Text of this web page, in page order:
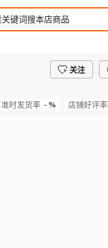
关注
准时发货率 - % 店铺好评率